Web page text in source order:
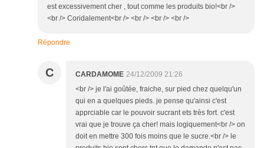
est excessivement cher , tout comme les produits bio!<br />
<br /> Coridalement<br /> <br /> <br /> <br />
Répondre
C CARDAMOME 24/12/2009 21:26
<br /> je l'ai goûtée, fraiche, sur pied chez quelqu'un
qui en a quelques pieds. je pense qu'ainsi c'est
apprciable car le pouvoir sucrant ets très fort. c'est
vrai que je trouve ça cher! mais logiquement<br /> on
doit en mettre 300 fois moins que le sucre.<br /> le